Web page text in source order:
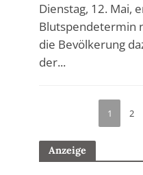
Dienstag, 12. Mai,
Blutspendetermin
die Bevölkerung
der...
1 2
Anzeige